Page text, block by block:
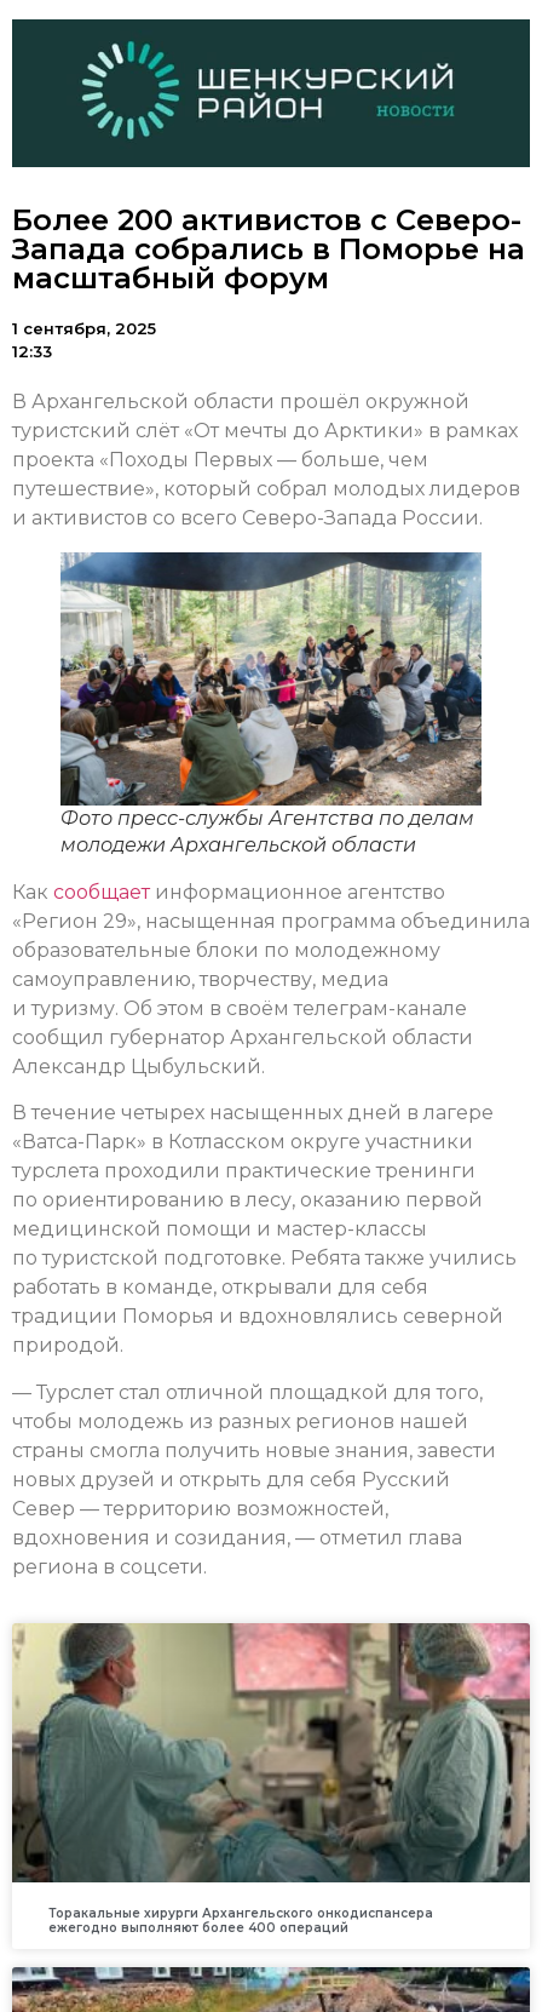
Более 200 активистов с Северо-
Запада собрались в Поморье на
масштабный форум
1 сентября, 2025
12:33
В Архангельской области прошёл окружной
туристский слёт «От мечты до Арктики» в рамках
проекта «Походы Первых — больше, чем
путешествие», который собрал молодых лидеров
и активистов со всего Северо-Запада России.
Фото пресс-службы Агентства по делам
молодежи Архангельской области
Как сообщаетинформационное агентство
«Регион 29», насыщенная программа объединила
образовательные блоки по молодежному
самоуправлению, творчеству, медиа
и туризму. Об этом в своём телеграм-канале
сообщил губернатор Архангельской области
Александр Цыбульский.
В течение четырех насыщенных дней в лагере
«Ватса-Парк» в Котласском округе участники
турслета проходили практические тренинги
по ориентированию в лесу, оказанию первой
медицинской помощи и мастер-классы
по туристской подготовке. Ребята также учились
работать в команде, открывали для себя
традиции Поморья и вдохновлялись северной
природой.
— Турслет стал отличной площадкой для того,
чтобы молодежь из разных регионов нашей
страны смогла получить новые знания, завести
новых друзей и открыть для себя Русский
Север — территорию возможностей,
вдохновения и созидания, — отметил глава
региона в соцсети.
Торакальные хирурги Архангельского онкодиспансера
ежегодно выполняют более 400 операций